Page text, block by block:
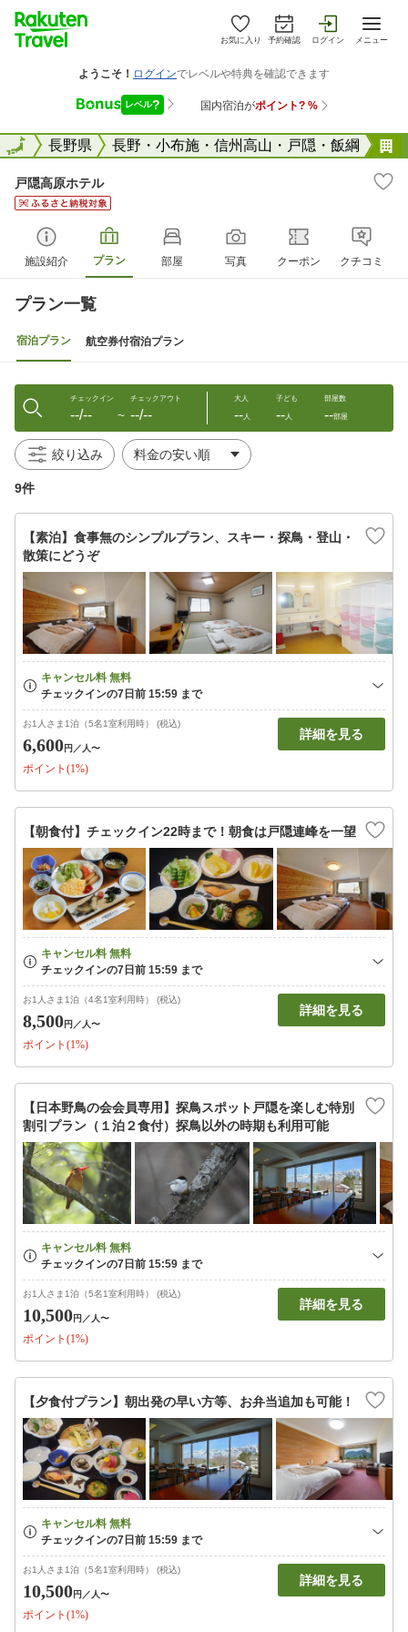
お気に入り 予約確認 ログイン メニュー
全国長野県 長野・小布施・信州高山・戸隠・飯綱
全国
戸隠高原ホテル
施設紹介 プラン 部屋 写真 クーポン クチコミ
プラン一覧
宿泊プラン 航空券付宿泊プラン
チェックイン
--/-- 〜
チェックアウト
--/--
大人
--人
子ども
--人
部屋数
--部屋
絞り込み
9件
【素泊】食事無のシンプルプラン、スキー・探鳥・登山・
散策にどうぞ
お1人さま1泊（5名1室利用時） (税込)
6,600円 ／人〜
ポイント(1%)
詳細を見る
【朝食付】チェックイン22時まで！朝食は戸隠連峰を一望
お1人さま1泊（4名1室利用時） (税込)
8,500円 ／人〜
ポイント(1%)
詳細を見る
【日本野鳥の会会員専用】探鳥スポット戸隠を楽しむ特別
割引プラン（１泊２食付）探鳥以外の時期も利用可能
お1人さま1泊（5名1室利用時） (税込)
10,500円 ／人〜
ポイント(1%)
詳細を見る
【夕食付プラン】朝出発の早い方等、お弁当追加も可能！
お1人さま1泊（5名1室利用時） (税込)
10,500円 ／人〜
ポイント(1%)
詳細を見る